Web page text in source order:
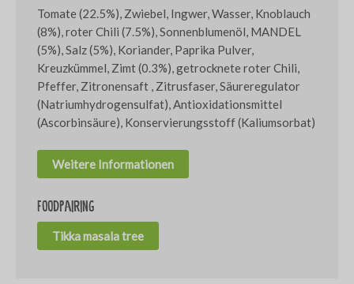
Tomate (22.5%), Zwiebel, Ingwer, Wasser, Knoblauch
(8%), roter Chili (7.5%), Sonnenblumenöl, MANDEL
(5%), Salz (5%), Koriander, Paprika Pulver,
Kreuzkümmel, Zimt (0.3%), getrocknete roter Chili,
Pfeffer, Zitronensaft , Zitrusfaser, Säureregulator
(Natriumhydrogensulfat), Antioxidationsmittel
(Ascorbinsäure), Konservierungsstoff (Kaliumsorbat)
Weitere Informationen
Foodpairing
Tikka masala tree